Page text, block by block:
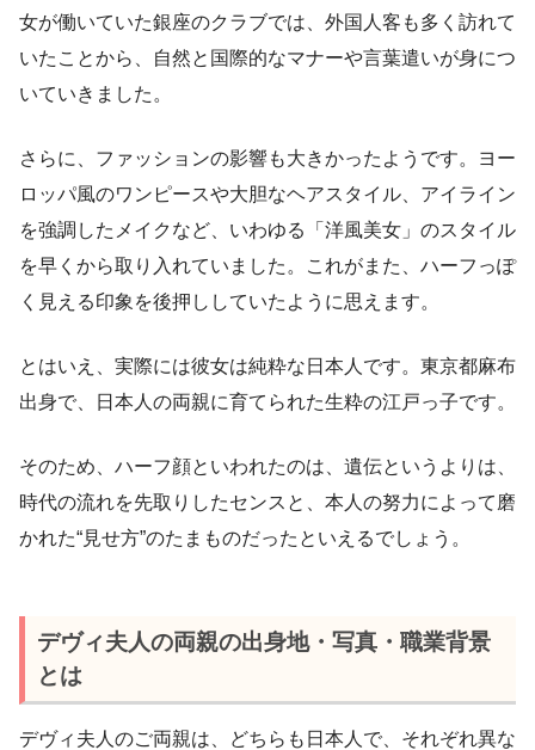
女が働いていた銀座のクラブでは、外国人客も多く訪れて
いたことから、自然と国際的なマナーや言葉遣いが身につ
いていきました。
さらに、ファッションの影響も大きかったようです。ヨー
ロッパ風のワンピースや大胆なヘアスタイル、アイライン
を強調したメイクなど、いわゆる「洋風美女」のスタイル
を早くから取り入れていました。これがまた、ハーフっぽ
く見える印象を後押ししていたように思えます。
とはいえ、実際には彼女は純粋な日本人です。東京都麻布
出身で、日本人の両親に育てられた生粋の江戸っ子です。
そのため、ハーフ顔といわれたのは、遺伝というよりは、
時代の流れを先取りしたセンスと、本人の努力によって磨
かれた“見せ方”のたまものだったといえるでしょう。
デヴィ夫人の両親の出身地・写真・職業背景
とは
デヴィ夫人のご両親は、どちらも日本人で、それぞれ異な